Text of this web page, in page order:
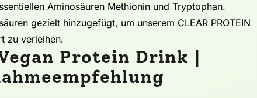
Aminosäuren Methionin und Tryptophan.
gezielt hinzugefügt, um unserem CLEAR PROTEIN
zu verleihen.
Protein Drink |